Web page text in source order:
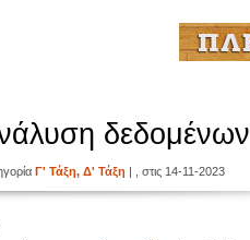
δεδομένων
Γ' Τάξη, Δ' Τάξη | , στις 14-11-2023